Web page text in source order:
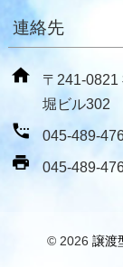
連絡先
〒241-
堀ビル302
045-489-
045-489-
© 2026 譲渡